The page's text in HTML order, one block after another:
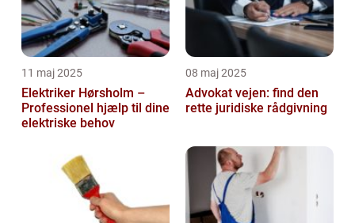
11 maj 2025
Elektriker Hørsholm –
Professionel hjælp til dine
elektriske behov
08 maj 2025
Advokat vejen: find den
rette juridiske rådgivning